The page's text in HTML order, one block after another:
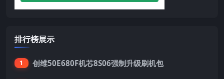
排行榜展示
1 创维50E680F机芯8S06强制升级刷机包